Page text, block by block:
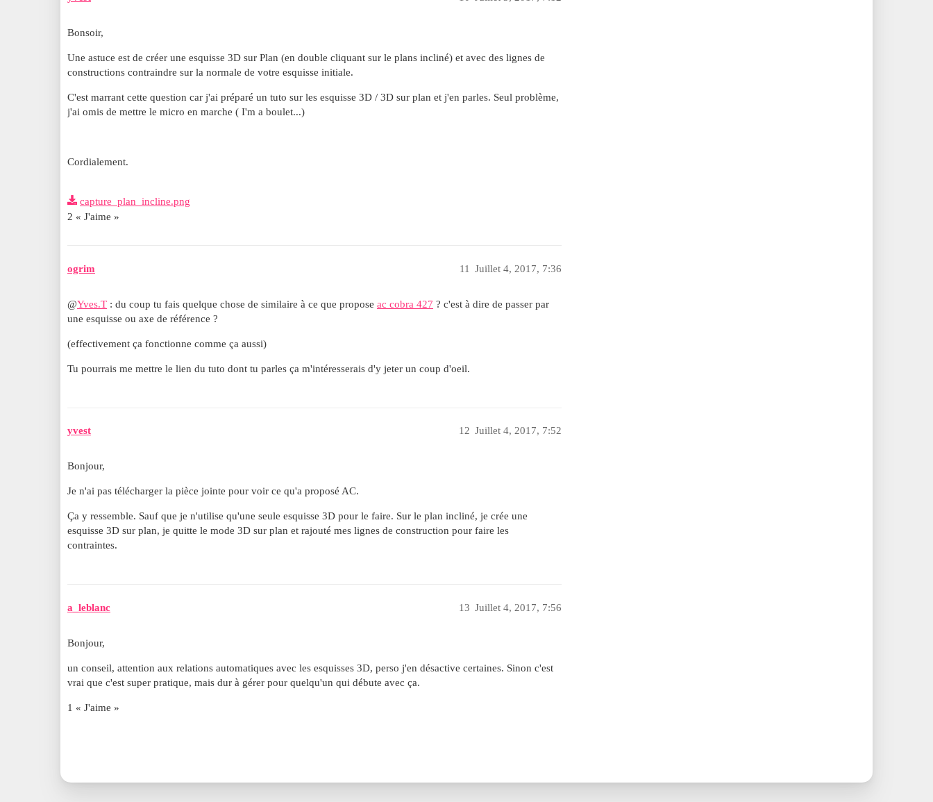
Bonsoir,
Une astuce est de créer une esquisse 3D sur Plan (en double cliquant sur le plans incliné) et avec des lignes de
constructions contraindre sur la normale de votre esquisse initiale.
C'est marrant cette question car j'ai préparé un tuto sur les esquisse 3D / 3D sur plan et j'en parles. Seul problème,
j'ai omis de mettre le micro en marche ( I'm a boulet...)
Cordialement.
capture_plan_incline.png
2 « J'aime »
ogrim Juillet 4, 2017, 7:36
11
@Yves.T : du coup tu fais quelque chose de similaire à ce que propose ac cobra 427 ? c'est à dire de passer par
une esquisse ou axe de référence ?
(effectivement ça fonctionne comme ça aussi)
Tu pourrais me mettre le lien du tuto dont tu parles ça m'intéresserais d'y jeter un coup d'oeil.
yvest Juillet 4, 2017, 7:52
12
Bonjour,
Je n'ai pas télécharger la pièce jointe pour voir ce qu'a proposé AC.
Ça y ressemble. Sauf que je n'utilise qu'une seule esquisse 3D pour le faire. Sur le plan incliné, je crée une
esquisse 3D sur plan, je quitte le mode 3D sur plan et rajouté mes lignes de construction pour faire les
contraintes.
a_leblanc Juillet 4, 2017, 7:56
13
Bonjour,
un conseil, attention aux relations automatiques avec les esquisses 3D, perso j'en désactive certaines. Sinon c'est
vrai que c'est super pratique, mais dur à gérer pour quelqu'un qui débute avec ça.
1 « J'aime »